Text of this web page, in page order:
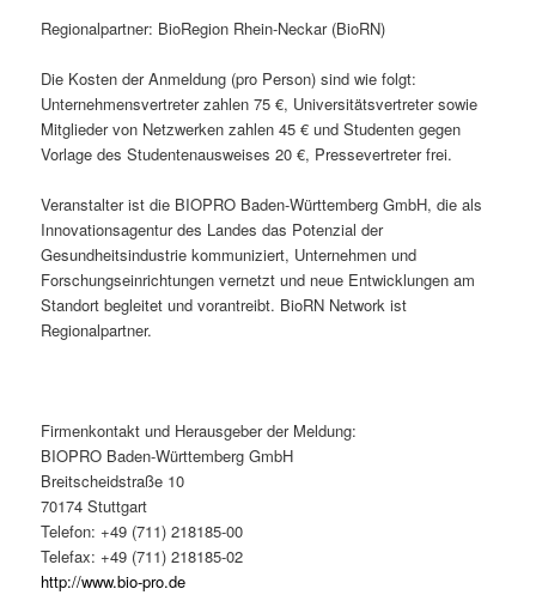
Regionalpartner: BioRegion Rhein-Neckar (BioRN)
Die Kosten der Anmeldung (pro Person) sind wie folgt:
Unternehmensvertreter zahlen 75 €, Universitätsvertreter sowie
Mitglieder von Netzwerken zahlen 45 € und Studenten gegen
Vorlage des Studentenausweises 20 €, Pressevertreter frei.
Veranstalter ist die BIOPRO Baden-Württemberg GmbH, die als
Innovationsagentur des Landes das Potenzial der
Gesundheitsindustrie kommuniziert, Unternehmen und
Forschungseinrichtungen vernetzt und neue Entwicklungen am
Standort begleitet und vorantreibt. BioRN Network ist
Regionalpartner.
Firmenkontakt und Herausgeber der Meldung:
BIOPRO Baden-Württemberg GmbH
Breitscheidstraße 10
70174 Stuttgart
Telefon: +49 (711) 218185-00
Telefax: +49 (711) 218185-02
http://www.bio-pro.de